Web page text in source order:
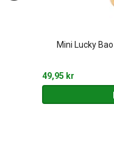
Mini Lucky
49,95 kr